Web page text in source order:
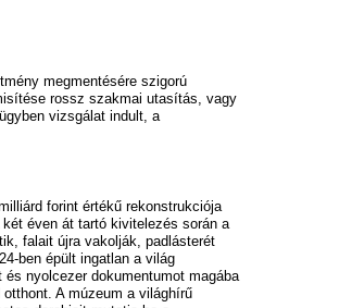
megmentésére szigorú
rossz szakmai utasítás, vagy
vizsgálat indult, a
forint értékű rekonstrukciója
éven át tartó kivitelezés során a
falait újra vakolják, padlásterét
ben épült ingatlan a világ
nyolcezer dokumentumot magába
A múzeum a világhírű